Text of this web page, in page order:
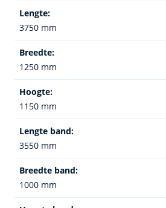
Lengte:
3750 mm
Breedte:
1250 mm
Hoogte:
1150 mm
Lengte band:
3550 mm
Breedte band:
1000 mm